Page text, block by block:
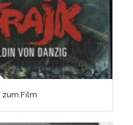
zum Film